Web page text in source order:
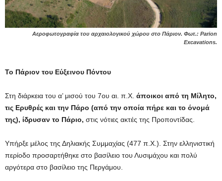
Αεροφωτογραφία του αρχαιολογικού χώρου στο Πάριον. Φωτ.: Parion
Excavations.
Το Πάριον του Εύξεινου Πόντου
Στη διάρκεια του α’ μισού του 7ου αι. π.Χ. άποικοι από τη Μίλητο,
τις Ερυθρές και την Πάρο (από την οποία πήρε και το όνομά
της), ίδρυσαν το Πάριο, στις νότιες ακτές της Προποντίδας.
Υπήρξε μέλος της Δηλιακής Συμμαχίας (477 π.Χ.). Στην ελληνιστική
περίοδο προσαρτήθηκε στο βασίλειο του Λυσιμάχου και πολύ
αργότερα στο βασίλειο της Περγάμου.